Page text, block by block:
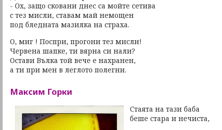
- Ох, защо сковани днес са мойте сетива
с тез мисли, ставам май немощен
под бледната мазилка на страха.
О, миг ! Поспри, прогони тез мисли!
Червена шапке, ти вярна си нали?
Остави Вълка той вече е нахранен,
а ти при мен в леглото полегни.
Максим Горки
Стаята на тази баба
беше стара и нечиста,